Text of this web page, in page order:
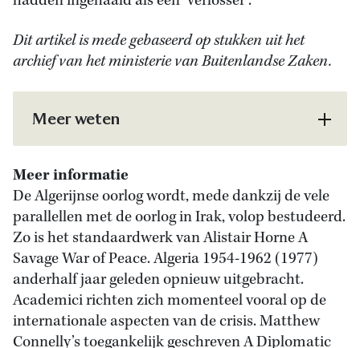
Dit artikel is mede gebaseerd op stukken uit het
archief van het ministerie van Buitenlandse Zaken.
Meer weten
Meer informatie
De Algerijnse oorlog wordt, mede dankzij de vele
parallellen met de oorlog in Irak, volop bestudeerd.
Zo is het standaardwerk van Alistair Horne A
Savage War of Peace. Algeria 1954-1962 (1977)
anderhalf jaar geleden opnieuw uitgebracht.
Academici richten zich momenteel vooral op de
internationale aspecten van de crisis. Matthew
Connelly’s toegankelijk geschreven A Diplomatic